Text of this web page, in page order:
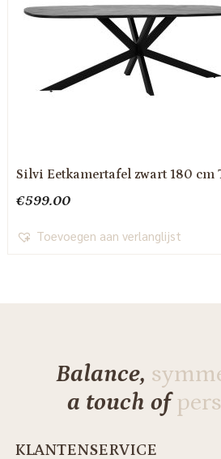
Silvi Eetkamertafel zwart 180 cm
€599.00
Toevoegen aan verlanglijst
Balance,
a touch of
KLANTENSERVICE